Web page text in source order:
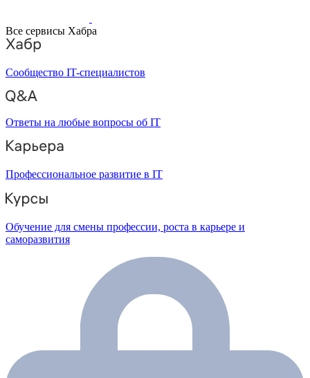
Все сервисы Хабра
Сообщество IT-специалистов
Ответы на любые вопросы об IT
Профессиональное развитие в IT
Обучение для смены профессии, роста в карьере и
саморазвития